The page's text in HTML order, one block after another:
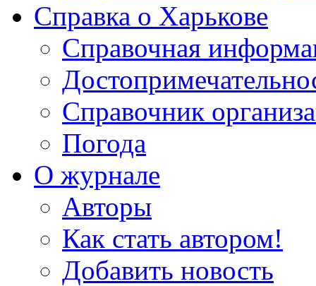
Справка о Харькове
Справочная
Справочник
Погода
О журнале
Авторы
Как стать автором!
Добавить новость